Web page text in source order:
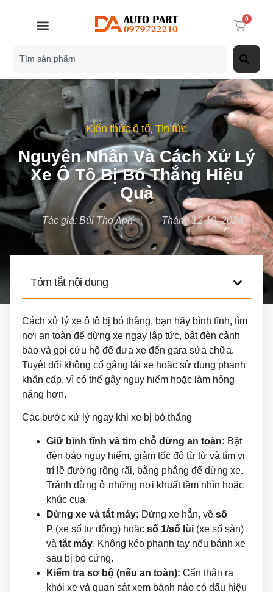
0
Kiến thức ô tô,Tin tức
Nguyên Nhân Và Cách Xử Lý
Xe Ô Tô Bị Bó Thắng Hiệu
Quả
Tác giả: Bùi Thọ Anh Tháng 12 10, 2024
Tóm tắt nội dung
Cách xử lý xe ô tô bị bó thắng, bạn hãy bình tĩnh, tìm
nơi an toàn để dừng xe ngay lập tức, bật đèn cảnh
báo và gọi cứu hộ để đưa xe đến gara sửa chữa.
Tuyệt đối không cố gắng lái xe hoặc sử dụng phanh
khẩn cấp, vì có thể gây nguy hiểm hoặc làm hỏng
nặng hơn.
Các bước xử lý ngay khi xe bị bó thắng
Giữ bình tĩnh và tìm chỗ dừng an toàn: Bật
đèn báo nguy hiểm, giảm tốc độ từ từ và tìm vị
trí lề đường rộng rãi, bằng phẳng để dừng xe.
Tránh dừng ở những nơi khuất tầm nhìn hoặc
khúc cua.
Dừng xe và tắt máy: Dừng xe hẳn, về số
P (xe số tự động) hoặc số 1/số lùi (xe số sàn)
và tắt máy. Không kéo phanh tay nếu bánh xe
sau bị bó cứng.
Kiểm tra sơ bộ (nếu an toàn): Cẩn thận ra
khỏi xe và quan sát xem bánh nào có dấu hiệu